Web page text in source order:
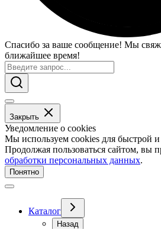
Спасибо за ваше сообщение! Мы
ближайшее время!
Закрыть
Уведомление о cookies
Мы используем cookies для быстрой и
Продолжая пользоваться сайтом, вы
обработки персональных данных.
Понятно
Каталог
Назад